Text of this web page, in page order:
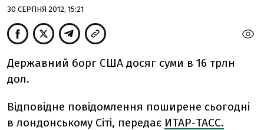
30 СЕРПНЯ 2012, 15:21
Державний борг США досяг суми в 16 трлн
дол.
Відповідне повідомлення поширене сьогодні
в лондонському Сіті, передає ИТАР-ТАСС.